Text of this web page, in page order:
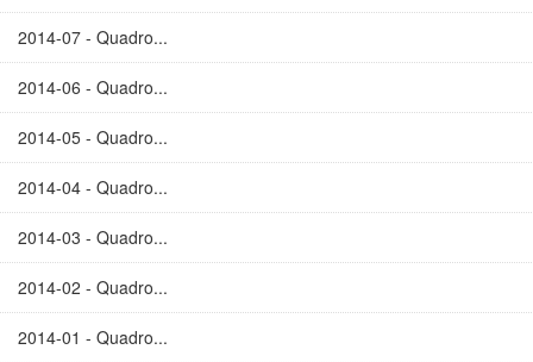
2014-07 - Quadro...
2014-06 - Quadro...
2014-05 - Quadro...
2014-04 - Quadro...
2014-03 - Quadro...
2014-02 - Quadro...
2014-01 - Quadro...